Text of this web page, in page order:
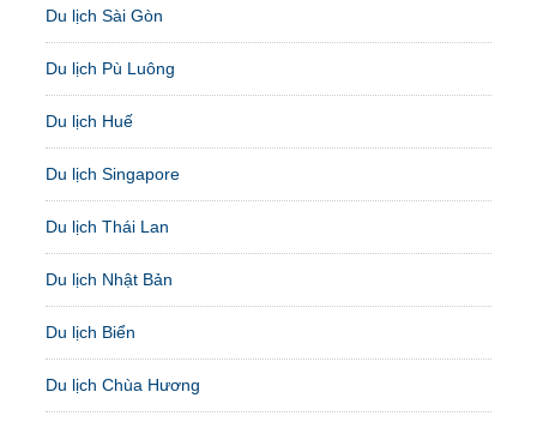
Du lịch Sài Gòn
Du lịch Pù Luông
Du lịch Huế
Du lịch Singapore
Du lịch Thái Lan
Du lịch Nhật Bản
Du lịch Biển
Du lịch Chùa Hương